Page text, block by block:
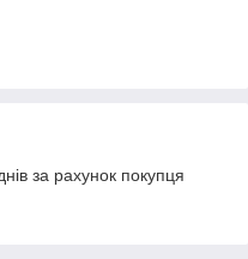
за рахунок покупця